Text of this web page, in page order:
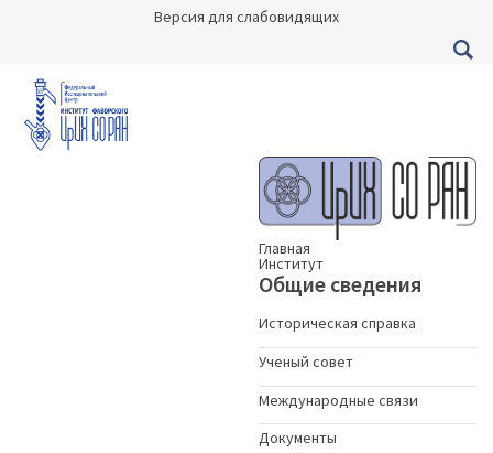
Версия для слабовидящих
Главная
Институт
Общие сведения
Историческая справка
Ученый совет
Международные связи
Документы